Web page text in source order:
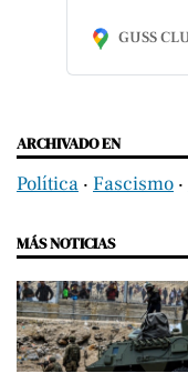
ARCHIVADO EN
Política ‧ Fascismo ‧
MÁS NOTICIAS